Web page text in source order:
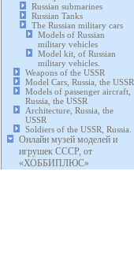
Russian submarines
Russian Tanks
The Russian military cars
Models of Russian
military vehicles
Model kit, of Russian
military vehicles.
Weapons of the USSR
Model Cars, Russia, the USSR
Models of passenger aircraft,
Russia, the USSR
Architecture, Russia, the
USSR
Soldiers of the USSR, Russia.
Онлайн музей моделей и
игрушек СССР, от
«ХОББИПЛЮС»